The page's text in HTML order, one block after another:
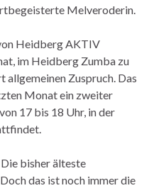
Melveroderin.
Heidberg AKTIV
im Heidberg Zumba zu
Zuspruch. Das
Monat ein zweiter
17 bis 18 Uhr, in der
bisher älteste
das ist noch immer die